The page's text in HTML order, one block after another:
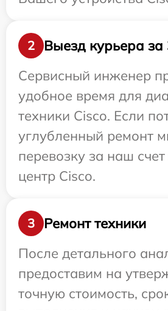
2
Выезд курьера за
Сервисный инженер
удобное время для
техники Cisco. Если
углубленный ремонт
перевозку за наш
центр Cisco.
3
Ремонт техники
После детального
предоставим на
точную стоимость,